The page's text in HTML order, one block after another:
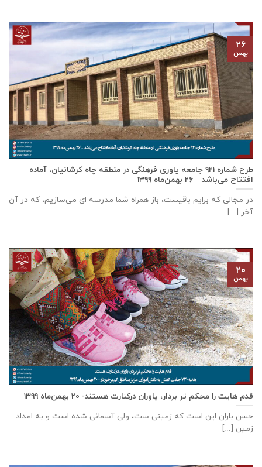
طرح شماره ۹۲۱ جامعه ياوری فرهنگی در منطقه چاه کرشانیان، آماده
افتتاح می‌باشد – ۲۶ بهمن‌ماه ۱۳۹۹
در مجالی که برایم باقیست، باز همراه شما مدرسه ای می‌سازیم، که در آن
آخر [...]
۲۶
بهمن
قدم هایت را محکم تر بردار، یاوران درکنارت هستند- ۲۰ بهمن‌ماه ۱۳۹۹
حسن باران این است که زمینی ست، ولی آسمانی شده است و به امداد
زمین [...]
۲۰
بهمن